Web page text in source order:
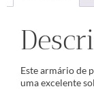
Este armário de
uma excelente